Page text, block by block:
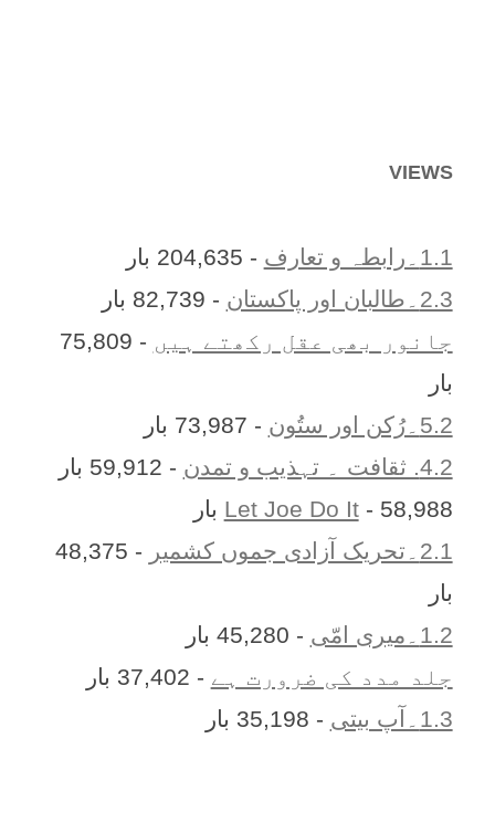
VIEWS
1.1۔رابطہ و تعارف
- 204,635 بار
2.3۔طالبان اور پاکستان
- 82,739 بار
جانور بھی عقل رکھتے ہیں
- 75,809
بار
5.2۔رُکن اور ستُون
- 73,987 بار
4.2. ثقافت ۔ تہذیب و تمدن
- 59,912 بار
Let Joe Do It- 58,988 بار
2.1۔تحریک آزادی جموں کشمیر
- 48,375
بار
1.2۔میری امّی
- 45,280 بار
جلد مدد کی ضرورت ہے - 37,402 بار
1.3۔آپ بیتی
- 35,198 بار